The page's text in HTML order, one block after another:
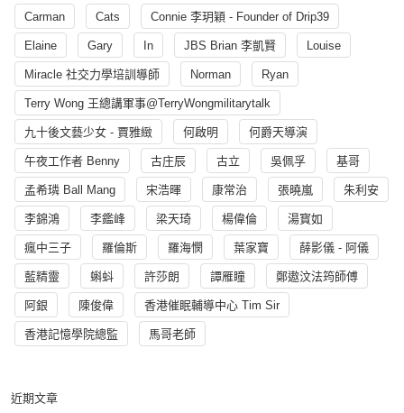
Carman Cats Connie 李玥穎 - Founder of Drip39
Elaine Gary In JBS Brian 李凱賢 Louise
Miracle 社交力學培訓導師 Norman Ryan
Terry Wong 王總講軍事@TerryWongmilitarytalk
九十後文藝少女 - 賈雅緻 何啟明 何爵天導演
午夜工作者 Benny 古庄辰 古立 吳佩孚 基哥
孟希璘 Ball Mang 宋浩暉 康常治 張曉嵐 朱利安
李錦鴻 李鑑峰 梁天琦 楊偉倫 湯寳如
瘋中三子 羅倫斯 羅海憫 葉家寶 薛影儀 - 阿儀
藍精靈 蝌蚪 許莎朗 譚雁瞳 鄭遨汶法筠師傅
阿銀 陳俊偉 香港催眠輔導中心 Tim Sir
香港記憶學院總監 馬哥老師
近期文章